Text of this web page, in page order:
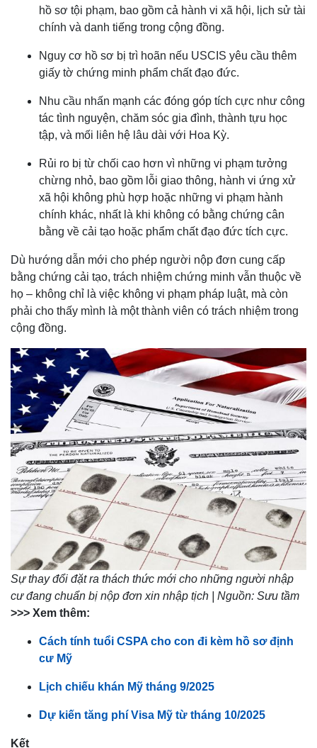
hồ sơ tội phạm, bao gồm cả hành vi xã hội, lịch sử tài
chính và danh tiếng trong cộng đồng.
Nguy cơ hồ sơ bị trì hoãn nếu USCIS yêu cầu thêm
giấy tờ chứng minh phẩm chất đạo đức.
Nhu cầu nhấn mạnh các đóng góp tích cực như công
tác tình nguyện, chăm sóc gia đình, thành tựu học
tập, và mối liên hệ lâu dài với Hoa Kỳ.
Rủi ro bị từ chối cao hơn vì những vi phạm tưởng
chừng nhỏ, bao gồm lỗi giao thông, hành vi ứng xử
xã hội không phù hợp hoặc những vi phạm hành
chính khác, nhất là khi không có bằng chứng cân
bằng về cải tạo hoặc phẩm chất đạo đức tích cực.
Dù hướng dẫn mới cho phép người nộp đơn cung cấp
bằng chứng cải tạo, trách nhiệm chứng minh vẫn thuộc về
họ – không chỉ là việc không vi phạm pháp luật, mà còn
phải cho thấy mình là một thành viên có trách nhiệm trong
cộng đồng.
Sự thay đổi đặt ra thách thức mới cho những người nhập
cư đang chuẩn bị nộp đơn xin nhập tịch | Nguồn: Sưu tầm
>>> Xem thêm:
Cách tính tuổi CSPA cho con đi kèm hồ sơ định
cư Mỹ
Lịch chiếu khán Mỹ tháng 9/2025
Dự kiến tăng phí Visa Mỹ từ tháng 10/2025
Kết